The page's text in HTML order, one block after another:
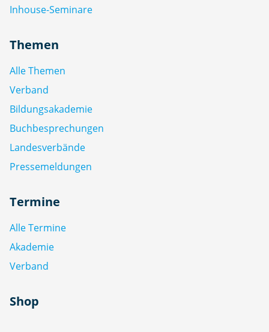
Inhouse-Seminare
Themen
Alle Themen
Verband
Bildungsakademie
Buchbesprechungen
Landesverbände
Pressemeldungen
Termine
Alle Termine
Akademie
Verband
Shop